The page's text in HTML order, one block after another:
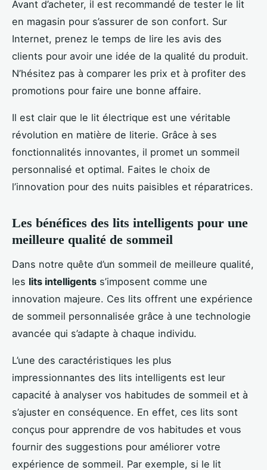
Avant d’acheter, il est recommandé de tester le lit
en magasin pour s’assurer de son confort. Sur
Internet, prenez le temps de lire les avis des
clients pour avoir une idée de la qualité du produit.
N’hésitez pas à comparer les prix et à profiter des
promotions pour faire une bonne affaire.
Il est clair que le lit électrique est une véritable
révolution en matière de literie. Grâce à ses
fonctionnalités innovantes, il promet un sommeil
personnalisé et optimal. Faites le choix de
l’innovation pour des nuits paisibles et réparatrices.
Les bénéfices des lits intelligents pour une
meilleure qualité de sommeil
Dans notre quête d’un sommeil de meilleure qualité,
les lits intelligents s’imposent comme une
innovation majeure. Ces lits offrent une expérience
de sommeil personnalisée grâce à une technologie
avancée qui s’adapte à chaque individu.
L’une des caractéristiques les plus
impressionnantes des lits intelligents est leur
capacité à analyser vos habitudes de sommeil et à
s’ajuster en conséquence. En effet, ces lits sont
conçus pour apprendre de vos habitudes et vous
fournir des suggestions pour améliorer votre
expérience de sommeil. Par exemple, si le lit